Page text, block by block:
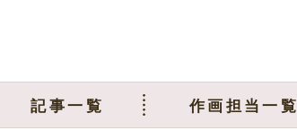
記事一覧 作画担当一覧